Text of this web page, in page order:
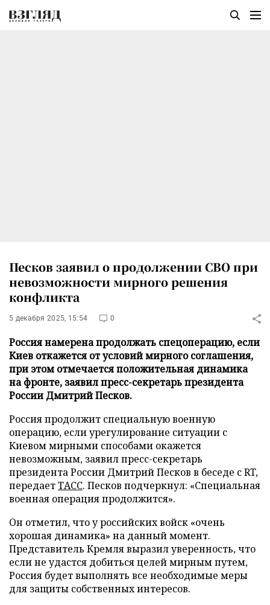
Песков заявил о продолжении СВО при
невозможности мирного решения
конфликта
5 декабря 2025, 15:54 0
Россия намерена продолжать спецоперацию, если
Киев откажется от условий мирного соглашения,
при этом отмечается положительная динамика
на фронте, заявил пресс-секретарь президента
России Дмитрий Песков.
Россия продолжит специальную военную
операцию, если урегулирование ситуации с
Киевом мирными способами окажется
невозможным, заявил пресс-секретарь
президента России Дмитрий Песков в беседе с RT,
передаетТАСС. Песков подчеркнул: «Специальная
военная операция продолжится».
Он отметил, что у российских войск «очень
хорошая динамика» на данный момент.
Представитель Кремля выразил уверенность, что
если не удастся добиться целей мирным путем,
Россия будет выполнять все необходимые меры
для защиты собственных интересов.